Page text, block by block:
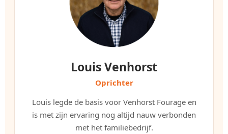
Louis Venhorst
Oprichter
Louis legde de basis voor Venhorst Fourage en
is met zijn ervaring nog altijd nauw verbonden
met het familiebedrijf.